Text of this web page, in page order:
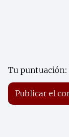
Tu puntuación: